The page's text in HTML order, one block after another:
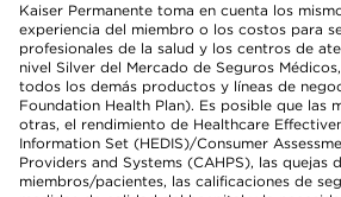
Kaiser Permanente toma en cuenta los
experiencia del miembro o los costos para
profesionales de la salud y los centros de
nivel Silver del Mercado de Seguros
todos los demás productos y líneas de
Foundation Health Plan). Es posible que las
otras, el rendimiento de Healthcare
Information Set (HEDIS)/Consumer
Providers and Systems (CAHPS), las quejas
miembros/pacientes, las calificaciones de